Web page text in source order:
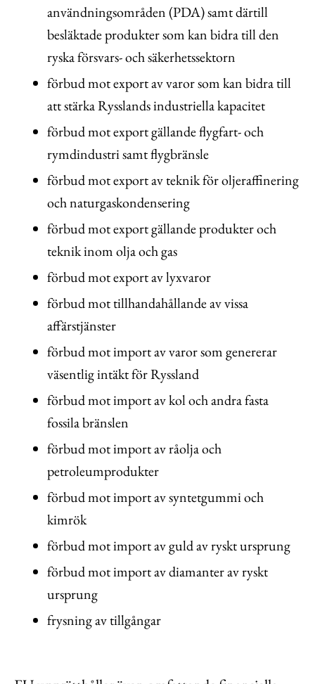
användningsområden (PDA) samt därtill
besläktade produkter som kan bidra till den
ryska försvars- och säkerhetssektorn
förbud mot export av varor som kan bidra till
att stärka Rysslands industriella kapacitet
förbud mot export gällande flygfart- och
rymdindustri samt flygbränsle
förbud mot export av teknik för oljeraffinering
och naturgaskondensering
förbud mot export gällande produkter och
teknik inom olja och gas
förbud mot export av lyxvaror
förbud mot tillhandahållande av vissa
affärstjänster
förbud mot import av varor som genererar
väsentlig intäkt för Ryssland
förbud mot import av kol och andra fasta
fossila bränslen
förbud mot import av råolja och
petroleumprodukter
förbud mot import av syntetgummi och
kimrök
förbud mot import av guld av ryskt ursprung
förbud mot import av diamanter av ryskt
ursprung
frysning av tillgångar